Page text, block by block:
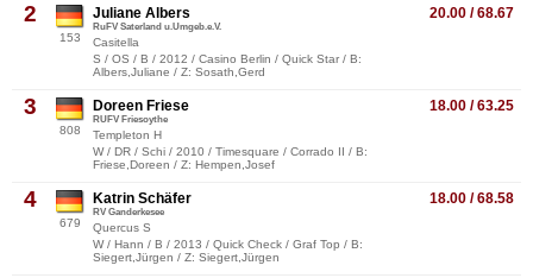
2
153
20.00 / 68.67
Juliane Albers
RuFV Saterland u.Umgeb.e.V.
Casitella
S / OS / B / 2012 / Casino Berlin / Quick Star / B:
Albers,Juliane / Z: Sosath,Gerd
3
808
18.00 / 63.25
Doreen Friese
RUFV Friesoythe
Templeton H
W / DR / Schi / 2010 / Timesquare / Corrado II / B:
Friese,Doreen / Z: Hempen,Josef
4
679
18.00 / 68.58
Katrin Schäfer
RV Ganderkesee
Quercus S
W / Hann / B / 2013 / Quick Check / Graf Top / B:
Siegert,Jürgen / Z: Siegert,Jürgen